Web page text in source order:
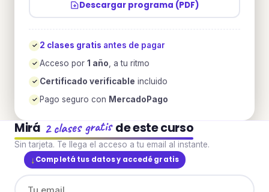
Descargar programa (PDF)
✓ 2 clases gratis antes de pagar
✓ Acceso por 1 año, a tu ritmo
✓ Certificado verificable incluido
✓ Pago seguro con MercadoPago
Mirá 2 clases gratis de este curso
Sin tarjeta. Te llega el acceso a tu email al instante.
Completá tus datos y accedé gratis